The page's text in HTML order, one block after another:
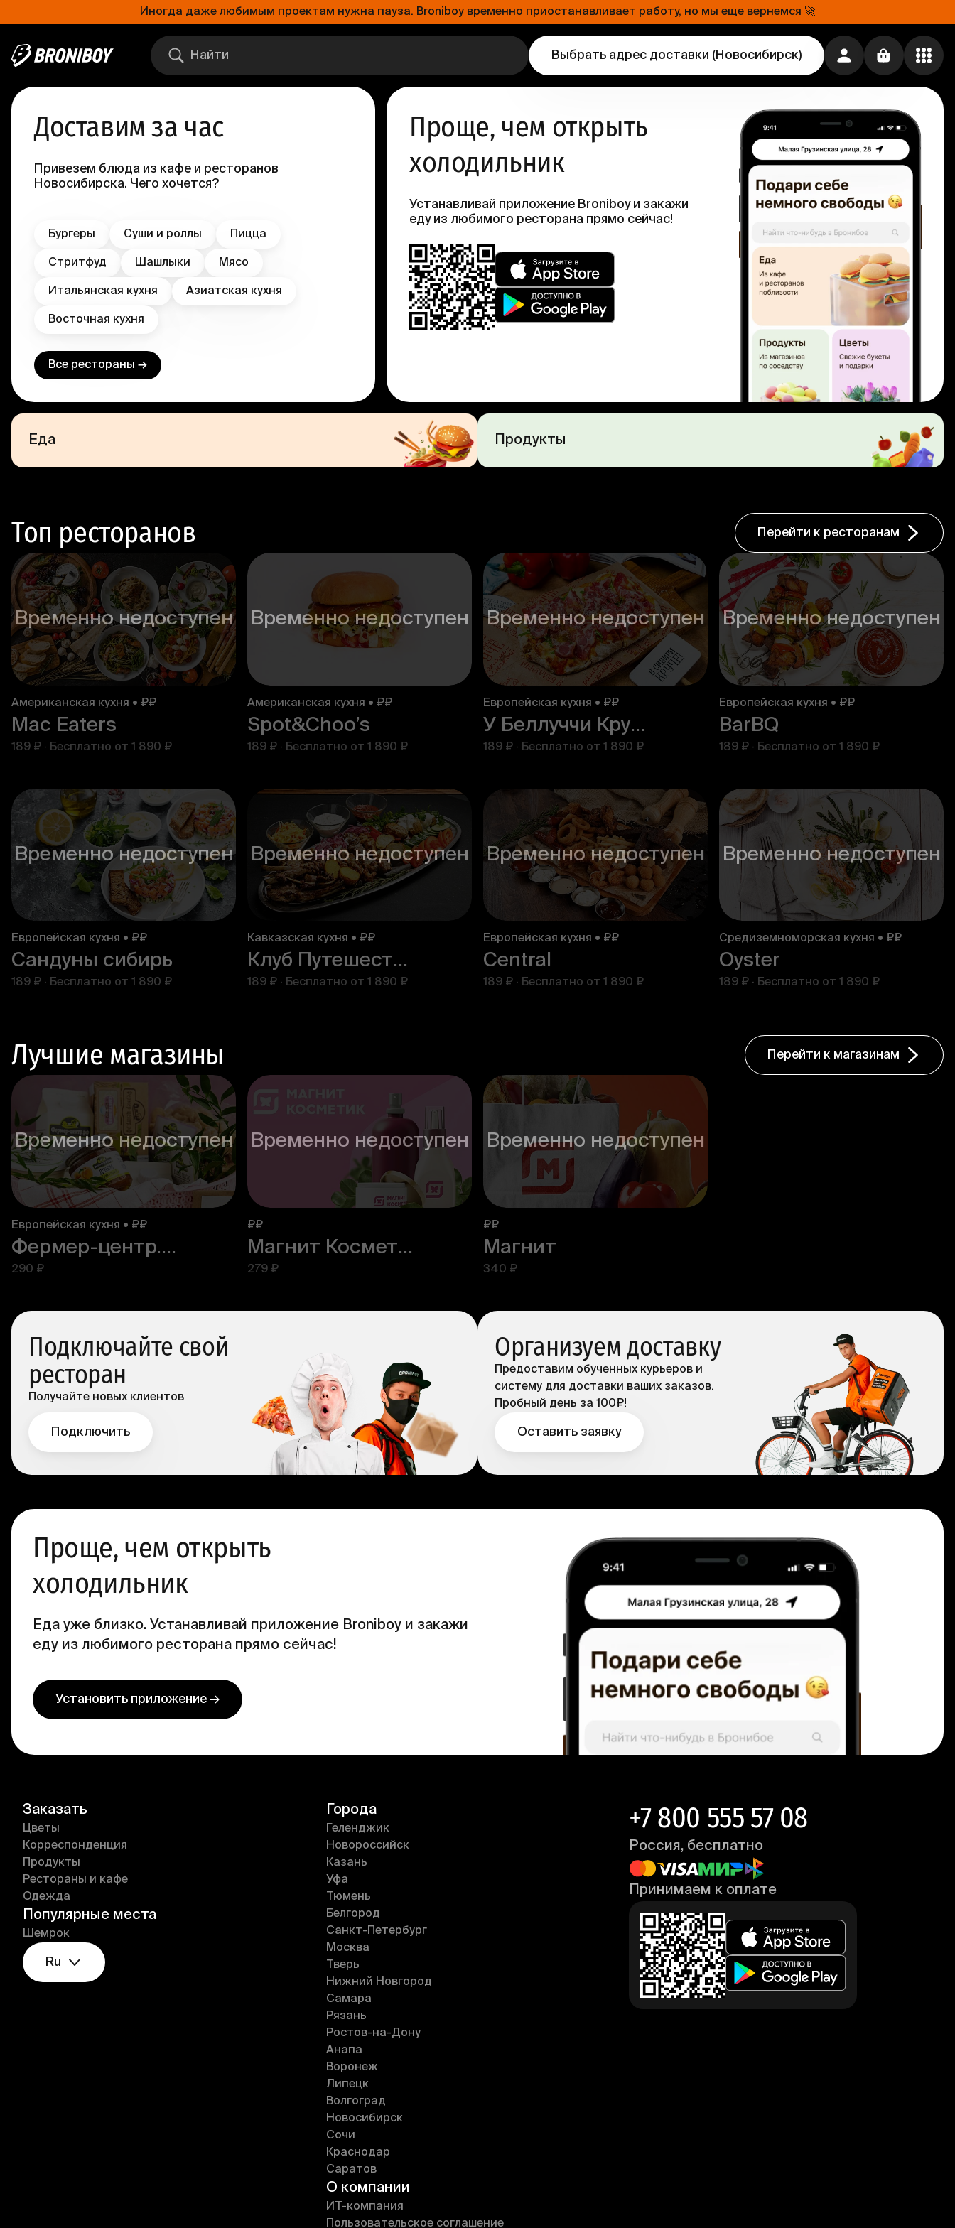
Иногда даже любимым проектам нужна пауза. Broniboy временно приостанавливает работу, но мы еще вернемся 🚀
Выбрать адрес доставки (Новосибирск)
Доставим за час
Привезем блюда из кафе и ресторанов
Новосибирска. Чего хочется?
Бургеры Суши и роллы Пицца
Стритфуд Шашлыки Мясо
Итальянская кухня Азиатская кухня
Восточная кухня
Все рестораны →
Проще, чем открыть
холодильник
Устанавливай приложение Broniboy и закажи
еду из любимого ресторана прямо сейчас!
Еда Продукты
Топ ресторанов Перейти к ресторанам
Временно недоступен
Американская кухня • ₽₽
Mac Eaters
189 ₽ · Бесплатно от 1 890 ₽
Временно недоступен
Американская кухня • ₽₽
Spot&Choo’s
189 ₽ · Бесплатно от 1 890 ₽
Временно недоступен
Европейская кухня • ₽₽
У Беллуччи Круче
189 ₽ · Бесплатно от 1 890 ₽
Временно недоступен
Европейская кухня • ₽₽
BarBQ
189 ₽ · Бесплатно от 1 890 ₽
Временно недоступен
Европейская кухня • ₽₽
Сандуны сибирь
189 ₽ · Бесплатно от 1 890 ₽
Временно недоступен
Кавказская кухня • ₽₽
Клуб Путешественников
189 ₽ · Бесплатно от 1 890 ₽
Временно недоступен
Европейская кухня • ₽₽
Central
189 ₽ · Бесплатно от 1 890 ₽
Временно недоступен
Средиземноморская кухня • ₽₽
Oyster
189 ₽ · Бесплатно от 1 890 ₽
Лучшие магазины Перейти к магазинам
Временно недоступен
Европейская кухня • ₽₽
Фермер-центр.рф
290 ₽
Временно недоступен
₽₽
Магнит Косметик
279 ₽
Временно недоступен
₽₽
Магнит
340 ₽
Подключайте свой
ресторан
Получайте новых клиентов
Подключить
Организуем доставку
Предоставим обученных курьеров и
систему для доставки ваших заказов.
Пробный день за 100₽!
Оставить заявку
Проще, чем открыть
холодильник
Еда уже близко. Устанавливай приложение Broniboy и закажи
еду из любимого ресторана прямо сейчас!
Установить приложение →
Заказать
Цветы
Корреспонденция
Продукты
Рестораны и кафе
Одежда
Популярные места
Шемрок
Ru
Города
Геленджик
Новороссийск
Казань
Уфа
Тюмень
Белгород
Санкт-Петербург
Москва
Тверь
Нижний Новгород
Самара
Рязань
Ростов-на-Дону
Анапа
Воронеж
Липецк
Волгоград
Новосибирск
Сочи
Краснодар
Саратов
О компании
ИT-компания
Пользовательское соглашение
+7 800 555 57 08
Россия, бесплатно
Принимаем к оплате